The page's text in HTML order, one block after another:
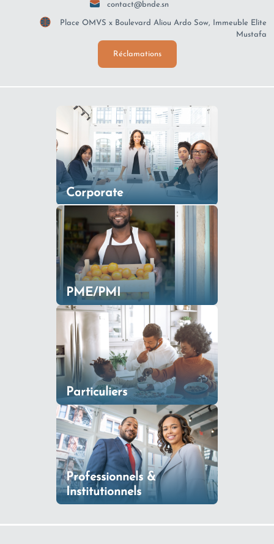
contact@bnde.sn
Place OMVS x Boulevard Aliou Ardo Sow, Immeuble Elite
Mustafa
Réclamations
Corporate
PME/PMI
Particuliers
Professionnels &
Institutionnels